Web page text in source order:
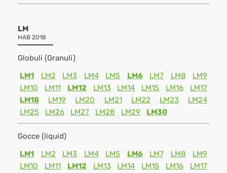
LM
HAB 2018
Globuli (Granuli)
LM1
LM2 LM3 LM4 LM5 LM6 LM7 LM8
LM9
LM10
LM11 LM12 LM13 LM14 LM15 LM16
LM17
LM18
LM19 LM20 LM21 LM22 LM23
LM24
LM25
LM26 LM27 LM28 LM29 LM30
Gocce (liquid)
LM1
LM2 LM3 LM4 LM5 LM6 LM7 LM8
LM9
LM10
LM11 LM12 LM13 LM14 LM15 LM16
LM17